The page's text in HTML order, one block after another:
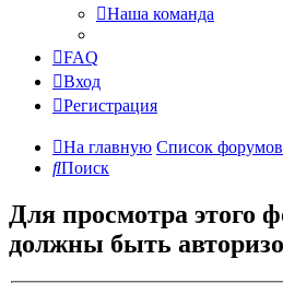
Наша команда
FAQ
Вход
Регистрация
На главную Список форумов
Поиск
Для просмотра этого
должны быть